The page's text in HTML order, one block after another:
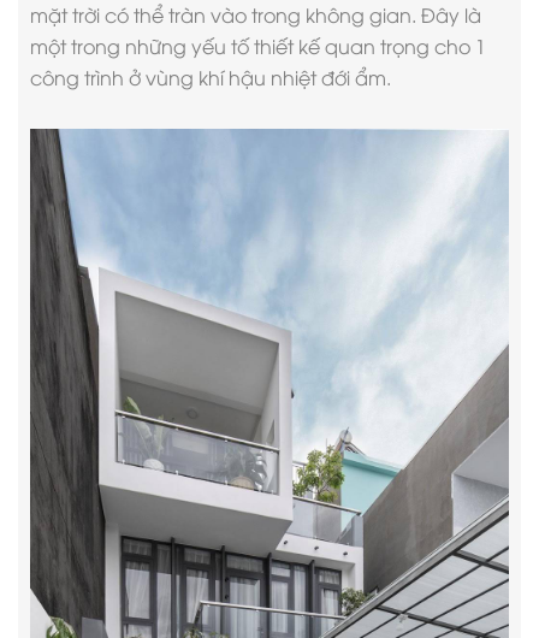
mặt trời có thể tràn vào trong không gian. Đây là
một trong những yếu tố thiết kế quan trọng cho 1
công trình ở vùng khí hậu nhiệt đới ẩm.